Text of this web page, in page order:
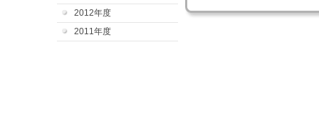
2012年度
2011年度